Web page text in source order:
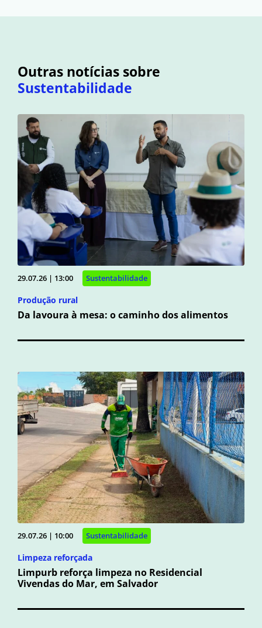
Outras notícias sobre
Sustentabilidade
29.07.26 | 13:00 Sustentabilidade
Produção rural
Da lavoura à mesa: o caminho dos alimentos
29.07.26 | 10:00 Sustentabilidade
Limpeza reforçada
Limpurb reforça limpeza no Residencial
Vivendas do Mar, em Salvador